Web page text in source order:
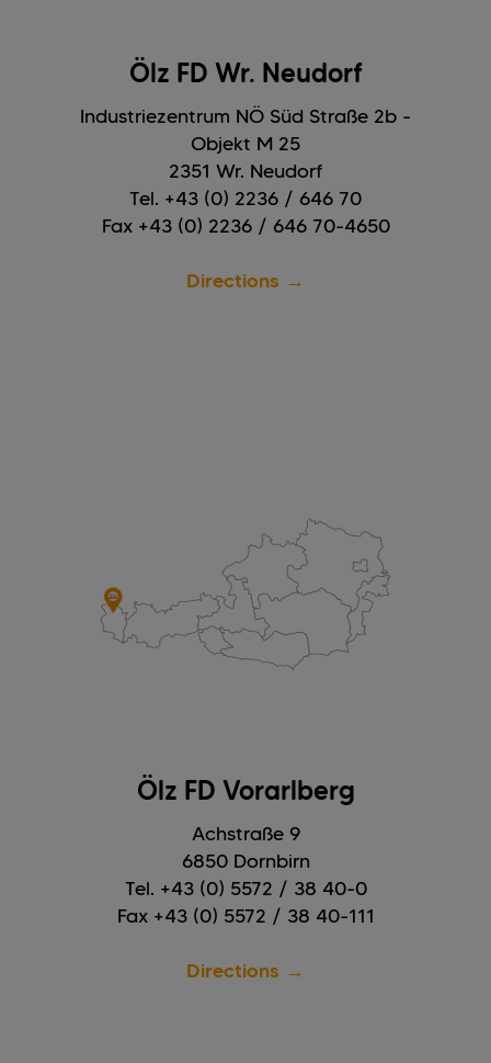
Ölz FD Wr. Neudorf
Industriezentrum NÖ Süd Straße 2b -
Objekt M 25
2351 Wr. Neudorf
Tel. +43 (0) 2236 / 646 70
Fax +43 (0) 2236 / 646 70-4650
Directions →
Ölz FD Vorarlberg
Achstraße 9
6850 Dornbirn
Tel. +43 (0) 5572 / 38 40-0
Fax +43 (0) 5572 / 38 40-111
Directions →